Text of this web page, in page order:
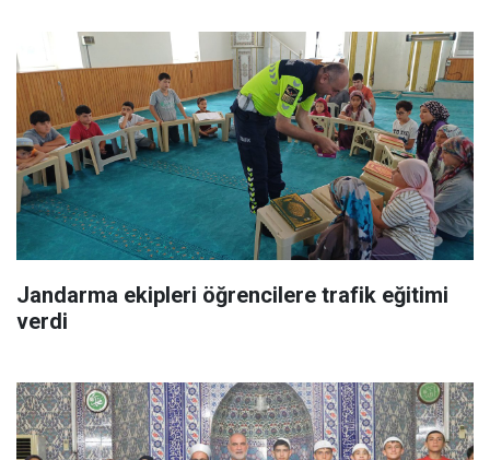
Jandarma ekipleri öğrencilere trafik eğitimi
verdi